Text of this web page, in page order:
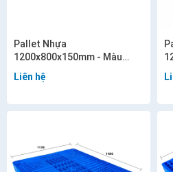
Pallet Nhựa
1200x800x150mm - Màu
Liên hệ